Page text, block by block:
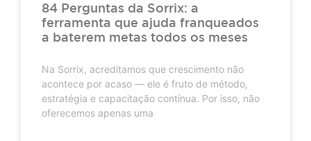
84 Perguntas da Sorrix: a
ferramenta que ajuda franqueados
a baterem metas todos os meses
Na Sorrix, acreditamos que crescimento não
acontece por acaso — ele é fruto de método,
estratégia e capacitação contínua. Por isso, não
oferecemos apenas uma